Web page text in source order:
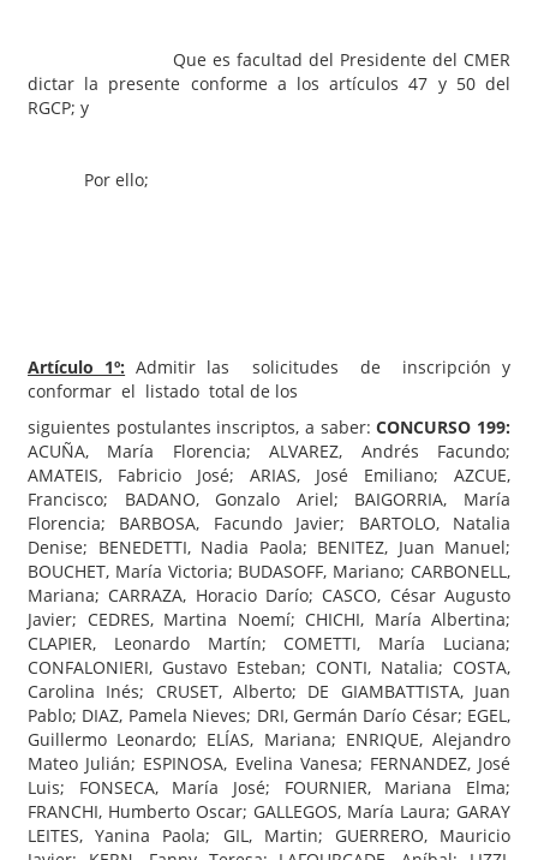
Que es facultad del Presidente del CMER
dictar la presente conforme a los artículos 47 y 50 del
RGCP; y
Por ello;
Artículo 1º: Admitir las solicitudes de inscripción y
conformar el listado total de los
siguientes postulantes inscriptos, a saber:CONCURSO 199:
ACUÑA, María Florencia; ALVAREZ, Andrés Facundo;
AMATEIS, Fabricio José; ARIAS, José Emiliano; AZCUE,
Francisco; BADANO, Gonzalo Ariel; BAIGORRIA, María
Florencia; BARBOSA, Facundo Javier; BARTOLO, Natalia
Denise; BENEDETTI, Nadia Paola; BENITEZ, Juan Manuel;
BOUCHET, María Victoria; BUDASOFF, Mariano; CARBONELL,
Mariana; CARRAZA, Horacio Darío; CASCO, César Augusto
Javier; CEDRES, Martina Noemí; CHICHI, María Albertina;
CLAPIER, Leonardo Martín; COMETTI, María Luciana;
CONFALONIERI, Gustavo Esteban; CONTI, Natalia; COSTA,
Carolina Inés; CRUSET, Alberto; DE GIAMBATTISTA, Juan
Pablo; DIAZ, Pamela Nieves; DRI, Germán Darío César; EGEL,
Guillermo Leonardo; ELÍAS, Mariana; ENRIQUE, Alejandro
Mateo Julián; ESPINOSA, Evelina Vanesa; FERNANDEZ, José
Luis; FONSECA, María José; FOURNIER, Mariana Elma;
FRANCHI, Humberto Oscar; GALLEGOS, María Laura; GARAY
LEITES, Yanina Paola; GIL, Martin; GUERRERO, Mauricio